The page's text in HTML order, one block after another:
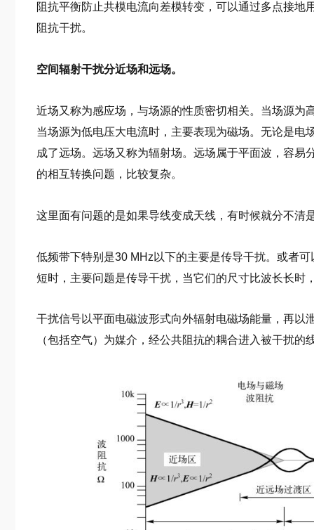
阻抗平衡防止共模电流向差模转变，可以通过多点接地
阻抗干扰。
空间辐射干扰分近场和远场。
近场又称为感应场，与场源的性质密切相关。当场源为
当场源为低电压大电流时，主要表现为磁场。无论是电
成了远场。远场又称为辐射场。远场属于平面波，容易
的相互转换问题，比较复杂。
这里面有问题的是如果导线变成天线，有时候就分不清
低频带下特别是30 MHz以下的主要是传导干扰。或者
短时，主要问题是传导干扰，当它们的尺寸比波长长时
干扰信号以平面电磁波形式向外辐射电磁场能量，再以
（包括空气）为媒介，经公共阻抗的耦合进入被干扰的